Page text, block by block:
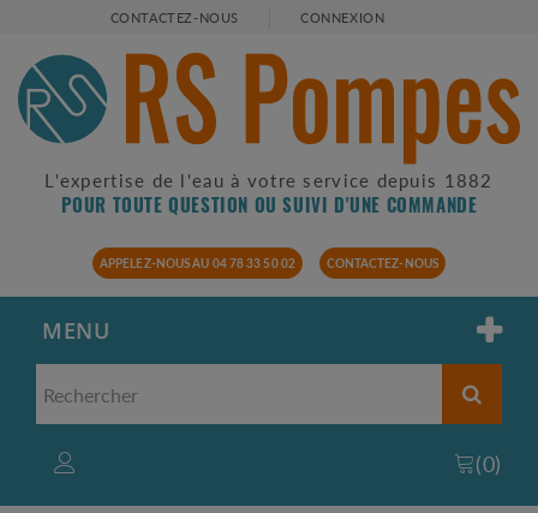
CONTACTEZ-NOUS CONNEXION
L'expertise de l'eau à votre service depuis 1882
POUR TOUTE QUESTION OU SUIVI D'UNE COMMANDE
APPELEZ-NOUS AU 04 78 33 50 02 CONTACTEZ-NOUS
MENU
(0)